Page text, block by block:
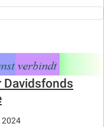
Davidsfonds
2024